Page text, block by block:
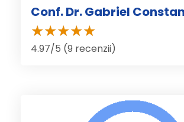
Conf. Dr. Gabriel
4.97/5 (9 recenzii)